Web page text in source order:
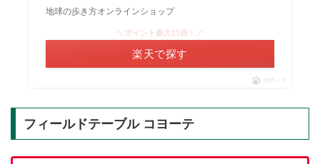
地球の歩き方オンラインショップ
＼ポイント最大11倍！／
楽天で探す
ポチップ
フィールドテーブル コヨーテ